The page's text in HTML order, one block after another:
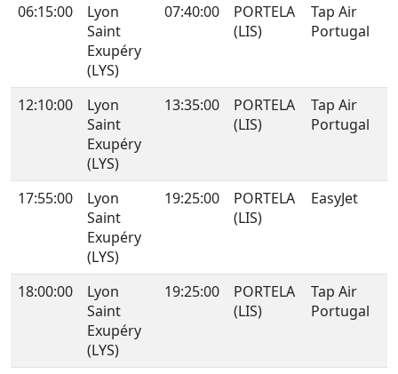
06:15:00
Lyon
Saint
Exupéry
(LYS)
07:40:00
PORTELA
(LIS)
Tap Air
Portugal
12:10:00
Lyon
Saint
Exupéry
(LYS)
13:35:00
PORTELA
(LIS)
Tap Air
Portugal
17:55:00
Lyon
Saint
Exupéry
(LYS)
19:25:00
PORTELA
(LIS)
EasyJet
18:00:00
Lyon
Saint
Exupéry
(LYS)
19:25:00
PORTELA
(LIS)
Tap Air
Portugal